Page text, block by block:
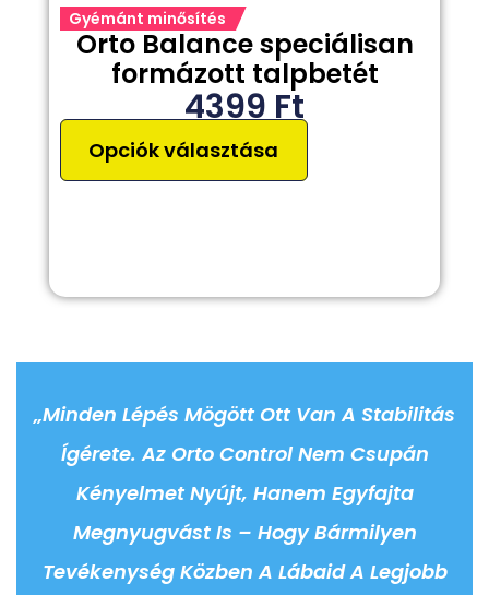
Gyémánt minősítés
Orto Balance speciálisan
formázott talpbetét
4399Ft
Opciók választása
„Minden Lépés Mögött Ott Van A Stabilitás
Ígérete. Az Orto Control Nem Csupán
Kényelmet Nyújt, Hanem Egyfajta
Megnyugvást Is – Hogy Bármilyen
Tevékenység Közben A Lábaid A Legjobb